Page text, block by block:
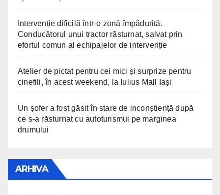
Intervenție dificilă într-o zonă împădurită.
Conducătorul unui tractor răsturnat, salvat prin
efortul comun al echipajelor de intervenție
Atelier de pictat pentru cei mici și surprize pentru
cinefili, în acest weekend, la Iulius Mall Iași
Un șofer a fost găsit în stare de inconștiență după
ce s-a răsturnat cu autoturismul pe marginea
drumului
ARHIVA